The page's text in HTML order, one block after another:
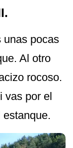
unas pocas
Al otro
rocoso.
vas por el
estanque.